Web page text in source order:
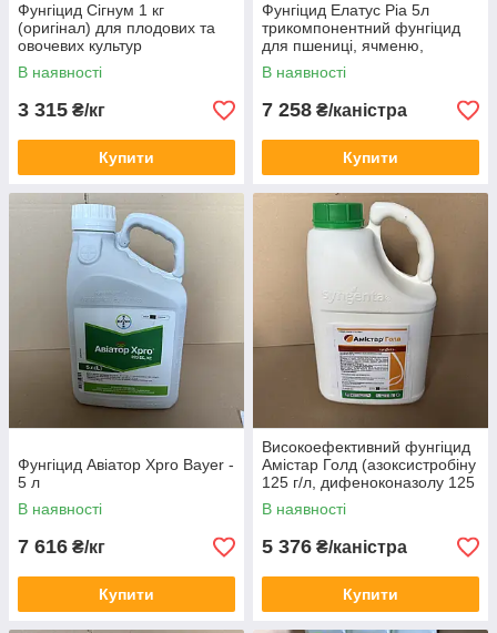
Фунгіцид Сігнум 1 кг
(оригінал) для плодових та
овочевих культур
В наявності
3 315 ₴/кг
Купити
Фунгіцид Елатус Ріа 5л
трикомпонентний фунгіцид
для пшениці, ячменю,
кукурудзи,
В наявності
7 258 ₴/каністра
Купити
Фунгіцид Авіатор Xpro Bayer -
5 л
В наявності
7 616 ₴/кг
Купити
Високоефективний фунгіцид
Амістар Голд (азоксистробіну
125 г/л, дифеноконазолу 125
г/л) Syngenta 5 л
В наявності
5 376 ₴/каністра
Купити